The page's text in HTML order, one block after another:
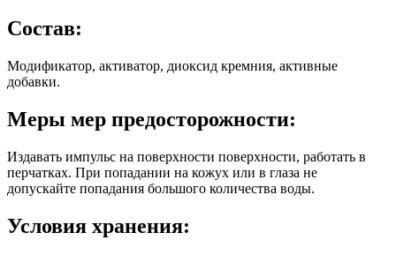
Состав:
Модификатор, активатор, диоксид кремния, активные
добавки.
Меры мер предосторожности:
Издавать импульс на поверхности поверхности, работать в
перчатках. При попадании на кожух или в глаза не
допускайте попадания большого количества воды.
Условия хранения: